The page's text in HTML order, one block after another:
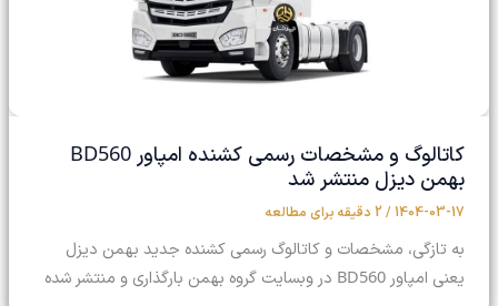
کاتالوگ و مشخصات رسمی کشنده امپاور BD560
بهمن دیزل منتشر شد
1404-03-17
/ 2 دقیقه برای مطالعه
به تازگی، مشخصات و کاتالوگ رسمی کشنده جدید بهمن دیزل
یعنی امپاور BD560 در وبسایت گروه بهمن بارگذاری و منتشر شده